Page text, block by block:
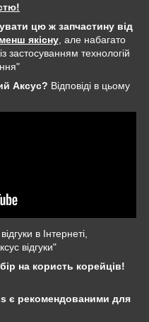
цю ж запчастину від
якісну, але набагато
технологій
Аксус? Відповіді в цьому
в Інтернеті,
відгуки"
на користь корейців!
є рекомендованими для